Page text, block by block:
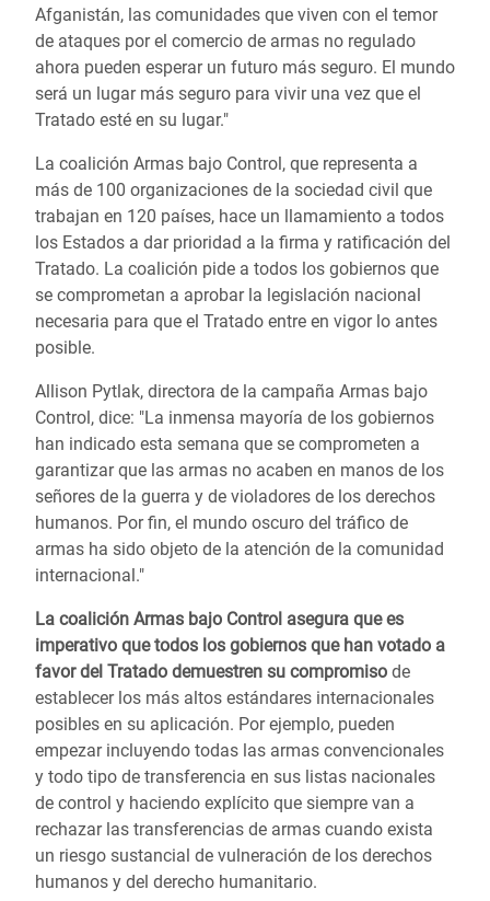
Afganistán, las comunidades que viven con el temor
de ataques por el comercio de armas no regulado
ahora pueden esperar un futuro más seguro. El mundo
será un lugar más seguro para vivir una vez que el
Tratado esté en su lugar."
La coalición Armas bajo Control, que representa a
más de 100 organizaciones de la sociedad civil que
trabajan en 120 países, hace un llamamiento a todos
los Estados a dar prioridad a la firma y ratificación del
Tratado. La coalición pide a todos los gobiernos que
se comprometan a aprobar la legislación nacional
necesaria para que el Tratado entre en vigor lo antes
posible.
Allison Pytlak, directora de la campaña Armas bajo
Control, dice: "La inmensa mayoría de los gobiernos
han indicado esta semana que se comprometen a
garantizar que las armas no acaben en manos de los
señores de la guerra y de violadores de los derechos
humanos. Por fin, el mundo oscuro del tráfico de
armas ha sido objeto de la atención de la comunidad
internacional."
La coalición Armas bajo Control asegura que es
imperativo que todos los gobiernos que han votado a
favor del Tratado demuestren su compromiso de
establecer los más altos estándares internacionales
posibles en su aplicación. Por ejemplo, pueden
empezar incluyendo todas las armas convencionales
y todo tipo de transferencia en sus listas nacionales
de control y haciendo explícito que siempre van a
rechazar las transferencias de armas cuando exista
un riesgo sustancial de vulneración de los derechos
humanos y del derecho humanitario.